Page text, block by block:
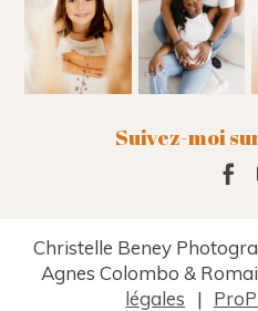
Suivez-moi
Christelle Beney
Agnes Colombo &
légales
|